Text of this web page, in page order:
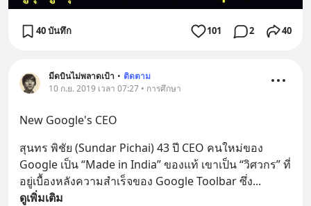
40 บันทึก 101 2 40
มีดบินไม่พลาดเป้า • ติดตาม
10 ก.ย. 2019 เวลา 07:27 • การศึกษา
New Google's CEO
สุนทร พิชัย (Sundar Pichai) 43 ปี CEO คนใหม่ของ
Google เป็น “Made in India” ของแท้ เขาเป็น “วิศวกร” ที่
อยู่เบื้องหลังความสำเร็จของ Google Toolbar ซึ่ง...
ดูเพิ่มเติม